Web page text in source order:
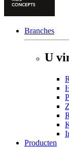
Branches
U
Producten